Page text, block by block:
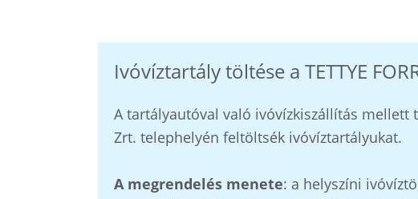
Ivóvíztartály töltése a TETTYE
A tartályautóval való ivóvízkiszállítás mellett
Zrt. telephelyén feltöltsék ivóvíztartályukat.
A megrendelés menete: a helyszíni